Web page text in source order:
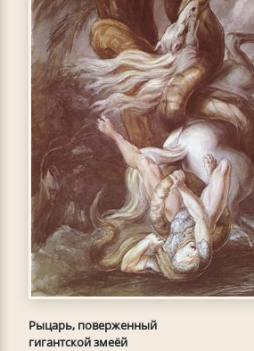
Рыцарь, поверженный
гигантской змеёй